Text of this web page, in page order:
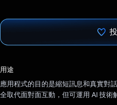
用途
應用程式的目的是縮短訊息和真實對
全取代面對面互動，但可運用 AI 技術